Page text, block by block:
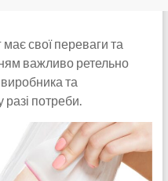
має свої переваги та
важливо ретельно
та
разі потреби.